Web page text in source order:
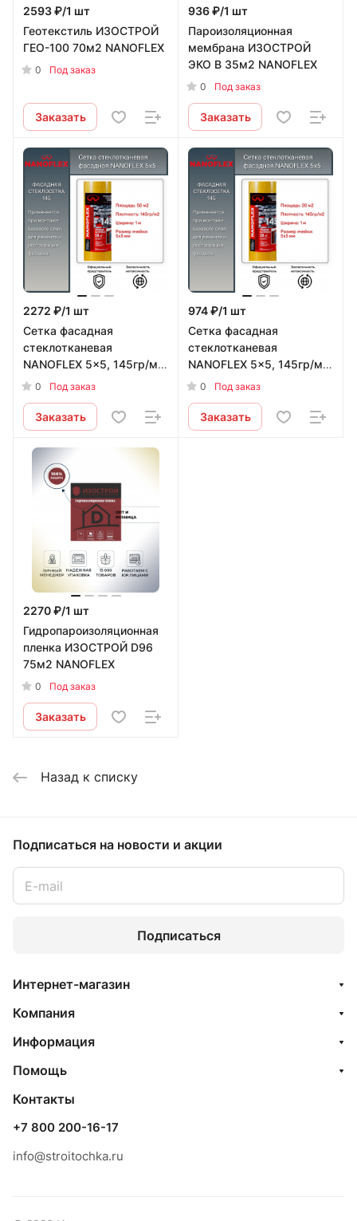
2593 ₽/1 шт
Геотекстиль ИЗОСТРОЙ
ГЕО-100 70м2 NANOFLEX
0 Под заказ
Заказать
936 ₽/1 шт
Пароизоляционная
мембрана ИЗОСТРОЙ
ЭКО B 35м2 NANOFLEX
0 Под заказ
Заказать
2272 ₽/1 шт
Сетка фасадная
стеклотканевая
NANOFLEX 5x5, 145гр/м2,
50м2/рулон NANOFLEX
0 Под заказ
Заказать
974 ₽/1 шт
Сетка фасадная
стеклотканевая
NANOFLEX 5x5, 145гр/м2,
20м2/рулон NANOFLEX
0 Под заказ
Заказать
2270 ₽/1 шт
Гидропароизоляционная
пленка ИЗОСТРОЙ D96
75м2 NANOFLEX
0 Под заказ
Заказать
Назад к списку
Подписаться на новости и акции
Подписаться
Интернет-магазин
Компания
Информация
Помощь
Контакты
+7 800 200-16-17
info@stroitochka.ru